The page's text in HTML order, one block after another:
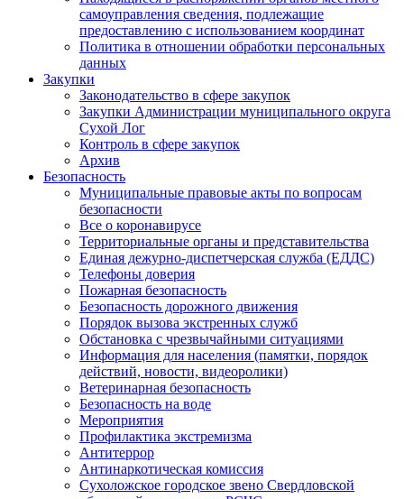
самоуправления сведения, подлежащие
предоставлению с использованием координат
Политика в отношении обработки персональных
данных
Закупки
Законодательство в сфере закупок
Закупки Администрации муниципального округа
Сухой Лог
Контроль в сфере закупок
Архив
Безопасность
Муниципальные правовые акты по вопросам
безопасности
Все о коронавирусе
Территориальные органы и представительства
Единая дежурно-диспетчерская служба (ЕДДС)
Телефоны доверия
Пожарная безопасность
Безопасность дорожного движения
Порядок вызова экстренных служб
Обстановка с чрезвычайными ситуациями
Информация для населения (памятки, порядок
действий, новости, видеоролики)
Ветеринарная безопасность
Безопасность на воде
Мероприятия
Профилактика экстремизма
Антитеррор
Антинаркотическая комиссия
Сухоложское городское звено Свердловской